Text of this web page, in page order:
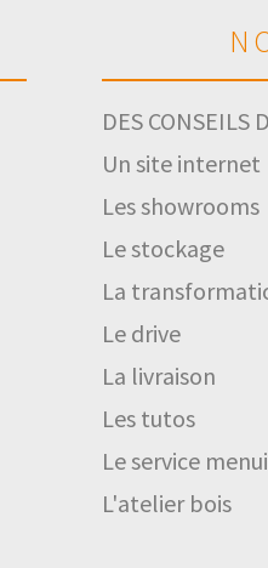
DES CONSEILS
Un site internet
Les showrooms
Le stockage
La
Le drive
La livraison
Les tutos
Le service
L'atelier bois